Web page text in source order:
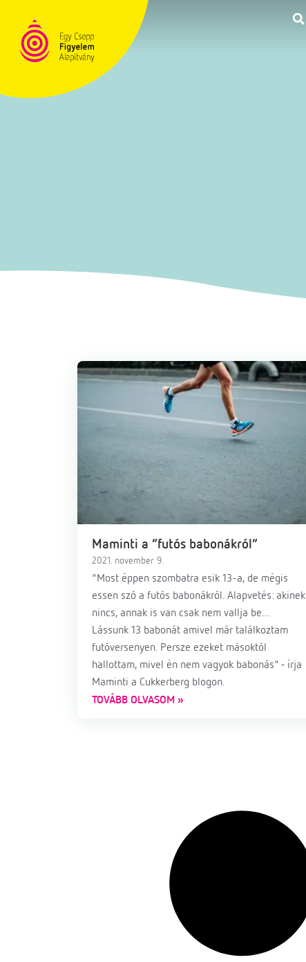
TÁMOGATÁS
Maminti a “futós babonákról”
2021. november 9.
"Most éppen szombatra esik 13-a, de mégis
essen szó a futós babonákról. Alapvetés: akinek
nincs, annak is van csak nem vallja be...
Lássunk 13 babonát amivel már találkoztam
futóversenyen. Persze ezeket másoktól
hallottam, mivel én nem vagyok babonás" - írja
Maminti a Cukkerberg blogon.
TOVÁBB OLVASOM »